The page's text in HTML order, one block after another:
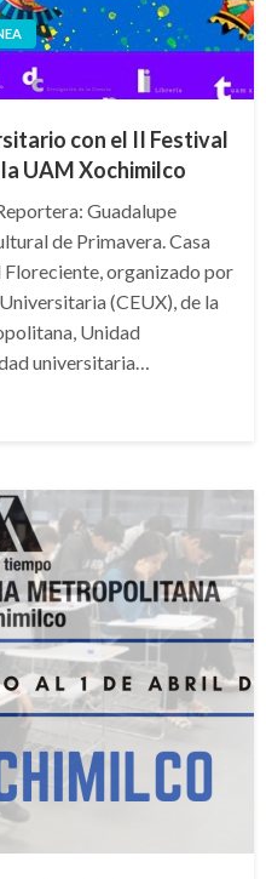
con el II Festival
UAM Xochimilco
Guadalupe
de Primavera. Casa
organizado por
(CEUX), de la
Unidad
universitaria…